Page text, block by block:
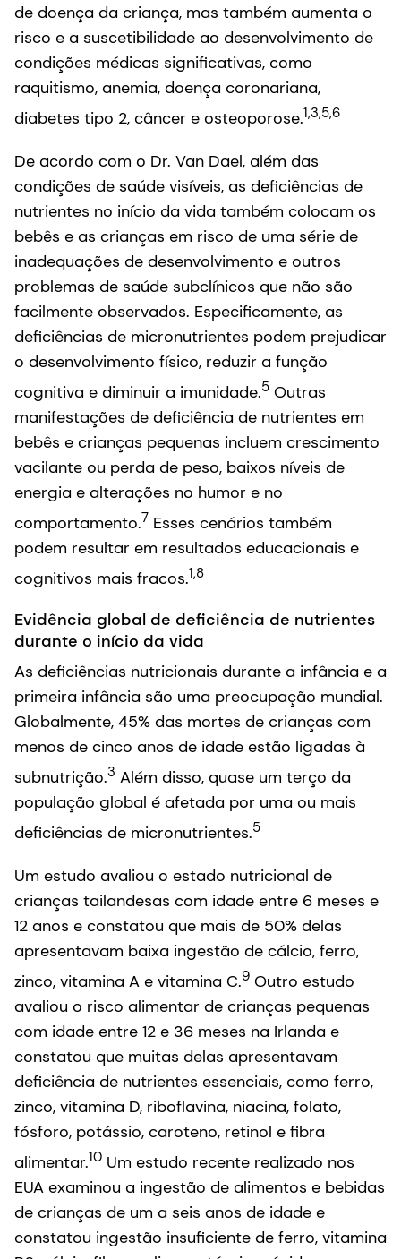
de doença da criança, mas também aumenta o
risco e a suscetibilidade ao desenvolvimento de
condições médicas significativas, como
raquitismo, anemia, doença coronariana,
diabetes tipo 2, câncer e osteoporose.1,3,5,6
De acordo com o Dr. Van Dael, além das
condições de saúde visíveis, as deficiências de
nutrientes no início da vida também colocam os
bebês e as crianças em risco de uma série de
inadequações de desenvolvimento e outros
problemas de saúde subclínicos que não são
facilmente observados. Especificamente, as
deficiências de micronutrientes podem prejudicar
o desenvolvimento físico, reduzir a função
cognitiva e diminuir a imunidade.5 Outras
manifestações de deficiência de nutrientes em
bebês e crianças pequenas incluem crescimento
vacilante ou perda de peso, baixos níveis de
energia e alterações no humor e no
comportamento.7 Esses cenários também
podem resultar em resultados educacionais e
cognitivos mais fracos.1,8
Evidência global de deficiência de nutrientes
durante o início da vida
As deficiências nutricionais durante a infância e a
primeira infância são uma preocupação mundial.
Globalmente, 45% das mortes de crianças com
menos de cinco anos de idade estão ligadas à
subnutrição.3 Além disso, quase um terço da
população global é afetada por uma ou mais
deficiências de micronutrientes.5
Um estudo avaliou o estado nutricional de
crianças tailandesas com idade entre 6 meses e
12 anos e constatou que mais de 50% delas
apresentavam baixa ingestão de cálcio, ferro,
zinco, vitamina A e vitamina C.9 Outro estudo
avaliou o risco alimentar de crianças pequenas
com idade entre 12 e 36 meses na Irlanda e
constatou que muitas delas apresentavam
deficiência de nutrientes essenciais, como ferro,
zinco, vitamina D, riboflavina, niacina, folato,
fósforo, potássio, caroteno, retinol e fibra
alimentar.10 Um estudo recente realizado nos
EUA examinou a ingestão de alimentos e bebidas
de crianças de um a seis anos de idade e
constatou ingestão insuficiente de ferro, vitamina